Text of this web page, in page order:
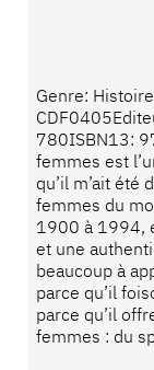
Genre:
780ISBN13:
femmes est
qu’il m’ait été
femmes du
1900 à 1994,
et une
beaucoup à
parce qu’il
parce qu’il
femmes : du